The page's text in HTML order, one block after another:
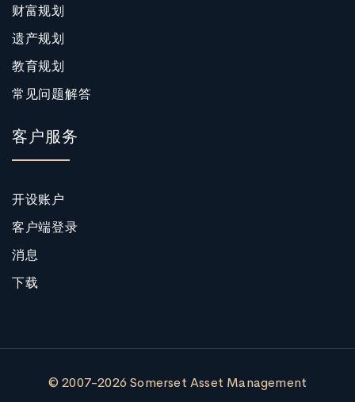
财富规划
遗产规划
教育规划
常见问题解答
客户服务
开设账户
客户端登录
消息
下载
© 2007-2026 Somerset Asset Management